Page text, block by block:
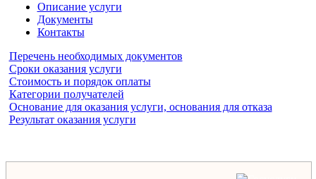
Описание услуги
Документы
Контакты
Перечень необходимых документов
Сроки оказания услуги
Стоимость и порядок оплаты
Категории получателей
Основание для оказания услуги, основания для отказа
Результат оказания услуги